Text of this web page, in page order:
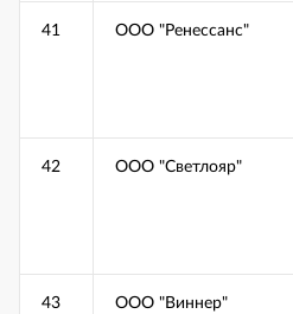
41 ООО "Ренессанс"
42 ООО "Светлояр"
43 ООО "Виннер"